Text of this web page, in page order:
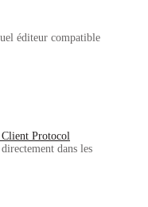
éditeur compatible
Protocol
dans les